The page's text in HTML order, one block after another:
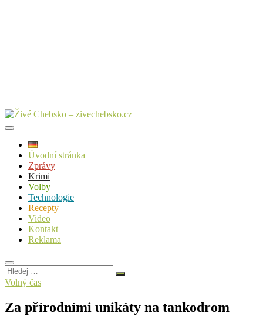
Úvodní stránka
Zprávy
Krimi
Volby
Technologie
Recepty
Video
Kontakt
Reklama
Hledej
…
Volný čas
Za přírodními unikáty na tankodrom